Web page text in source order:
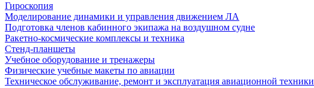
Гироскопия
Моделирование динамики и управления движением ЛА
Подготовка членов кабинного экипажа на воздушном судне
Ракетно-космические комплексы и техника
Стенд-планшеты
Учебное оборудование и тренажеры
Физические учебные макеты по авиации
Техническое обслуживание, ремонт и эксплуатация авиационной техники